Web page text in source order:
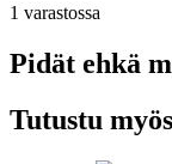
1 varastossa
Pidät ehkä
Tutustu myös